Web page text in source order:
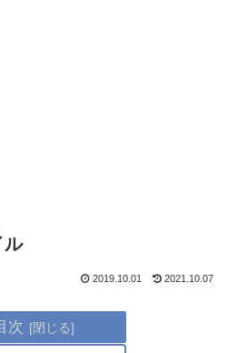
ル
2019.10.01 2021.10.07
次